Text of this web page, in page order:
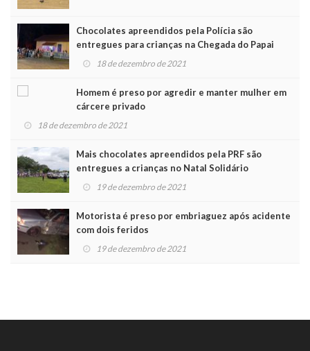
Chocolates apreendidos pela Polícia são
entregues para crianças na Chegada do Papai
Noel 18 de dezembro de 2021
Homem é preso por agredir e manter mulher em
cárcere privado
18 de dezembro de 2021
Mais chocolates apreendidos pela PRF são
entregues a crianças no Natal Solidário
19 de dezembro de 2021
Motorista é preso por embriaguez após acidente
com dois feridos
19 de dezembro de 2021